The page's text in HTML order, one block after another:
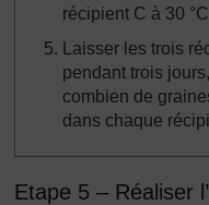
récipient C à 30
Laisser les trois
pendant trois
combien de
dans chaque
Etape 5 – Réaliser